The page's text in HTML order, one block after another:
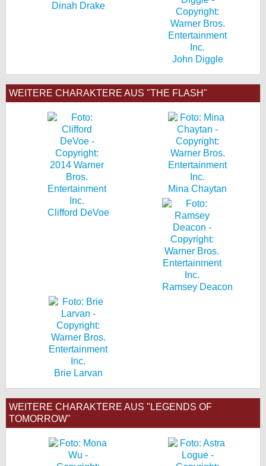
Dinah Drake
John Diggle
WEITERE CHARAKTERE AUS "THE FLASH"
Clifford DeVoe
Mina Chaytan
Ramsey Deacon
Brie Larvan
WEITERE CHARAKTERE AUS "LEGENDS OF
TOMORROW"